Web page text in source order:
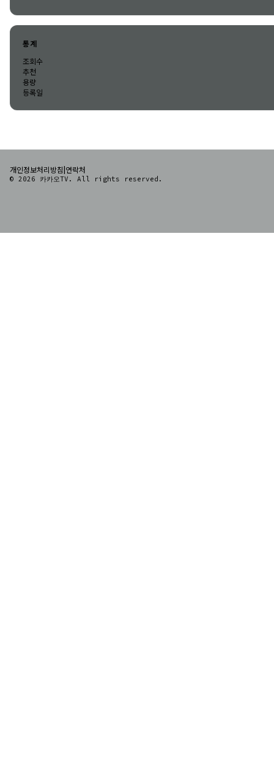
통계
조회수
추천
용량
등록일
개인정보처리방침|연락처
© 2026 카카오TV. All rights reserved.